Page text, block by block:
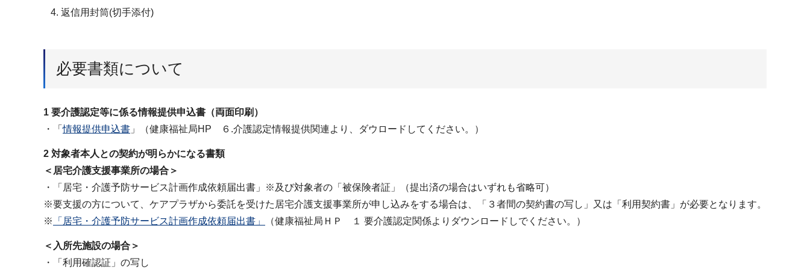
返信用封筒(切手添付)
必要書類について
1 要介護認定等に係る情報提供申込書（両面印刷）
・「情報提供申込書 」（健康福祉局HP ６.介護認定情報提供関連より、ダウロードしてください。）
2 対象者本人との契約が明らかになる書類
＜居宅介護支援事業所の場合＞
・「居宅・介護予防サービス計画作成依頼届出書」※及び対象者の「被保険者証」（提出済の場合はいずれも省略可）
※要支援の方について、ケアプラザから委託を受けた居宅介護支援事業所が申し込みをする場合は、「３者間の契約書の写し」又は「利用契約書」が必要となります。
※
「居宅・介護予防サービス計画作成依頼届出書」 （健康福祉局ＨＰ １ 要介護認定関係よりダウンロードしでください。）
＜入所先施設の場合＞
・「利用確認証」の写し